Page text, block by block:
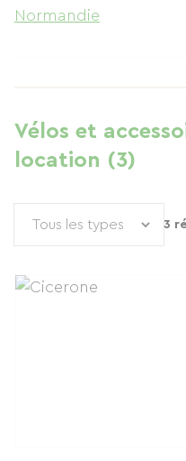
Normandie
Vélos et
location (3)
3